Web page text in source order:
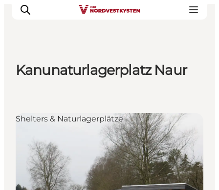
Unterkunft
Mach deine Urlaubsplanung
Kanunaturlagerplatz Naur
Shelters & Naturlagerplätze